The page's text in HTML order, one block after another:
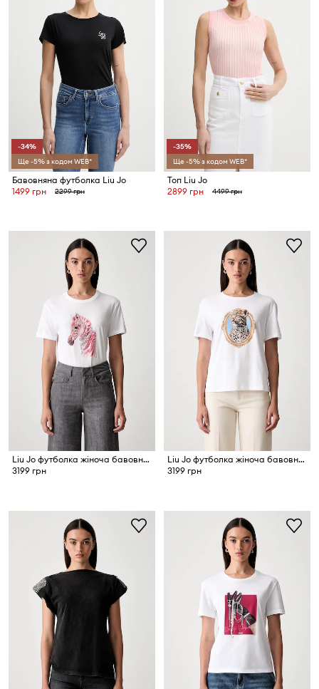
-34%
Ще -5% з кодом WEB*
Бавовняна футболка Liu Jo
1499 грн
2299 грн
-35%
Ще -5% з кодом WEB*
Топ Liu Jo
2899 грн
4499 грн
Liu Jo футболка жіноча бавовняна
3199 грн
Liu Jo футболка жіноча бавовняна
3199 грн